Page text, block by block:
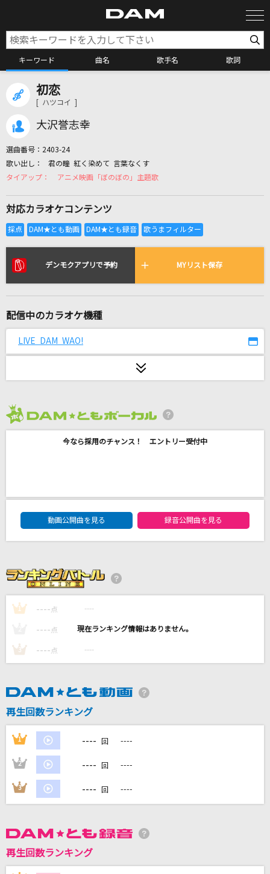
キーワード 曲名 歌手名 歌詞
カラオケリクエスト
リアルタイムで歌われている曲の一覧
Forever Love(ビデオクリップバージョン)
M
浜崎あゆみ
Story
AI
Street Blues
SUPER EIGHT
光芒
[生音]空も飛べるはず
DAMの新曲・ランキングなど
DAMに会員登録・ログインして
カラオケをもっと楽しもう！
初恋
[ ハツコイ ]
大沢誉志幸
選曲番号： 2403-24
君の瞳 紅く染めて 言葉なくす
アニメ映画「ぼのぼの」主題歌
対応カラオケコンテンツ
デンモクアプリで予約 MYリスト保存
配信中のカラオケ機種
LIVE DAM WAO!
今なら採用のチャンス！ エントリー受付中
DAM★ともボーカルエントリーランキング
動画公開曲を見る
録音公開曲を見る
1 ---- 点 ----
---- 点 ----
3 ---- 点 ----
再生回数ランキング
1 ---- 回 ----
2 ---- 回 ----
3 ---- 回 ----
再生回数ランキング